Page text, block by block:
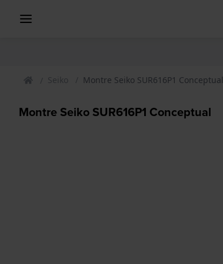
Seiko Montre Seiko SUR616P1 Conceptual
Montre Seiko SUR616P1 Conceptual